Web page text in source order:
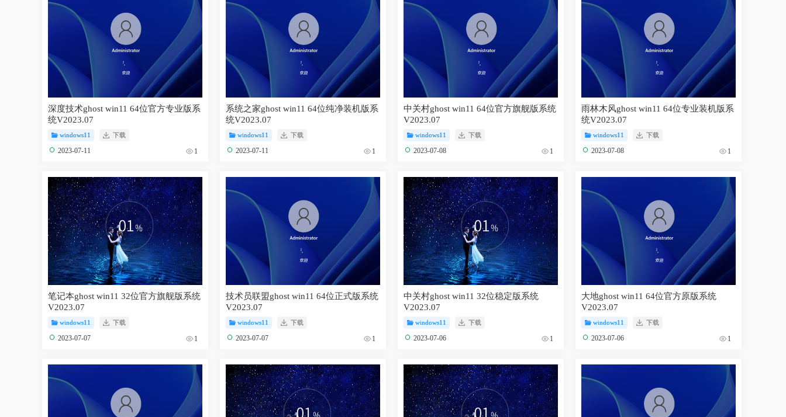
深度技术ghost win11 64位官方专业版系
统V2023.07
windows11 下载
2023-07-11 1
系统之家ghost win11 64位纯净装机版系
统V2023.07
windows11 下载
2023-07-11 1
中关村ghost win11 64位官方旗舰版系统
V2023.07
windows11 下载
2023-07-08 1
雨林木风ghost win11 64位专业装机版系
统V2023.07
windows11 下载
2023-07-08 1
笔记本ghost win11 32位官方旗舰版系统
V2023.07
windows11 下载
2023-07-07 1
技术员联盟ghost win11 64位正式版系统
V2023.07
windows11 下载
2023-07-07 1
中关村ghost win11 32位稳定版系统
V2023.07
windows11 下载
2023-07-06 1
大地ghost win11 64位官方原版系统
V2023.07
windows11 下载
2023-07-06 1